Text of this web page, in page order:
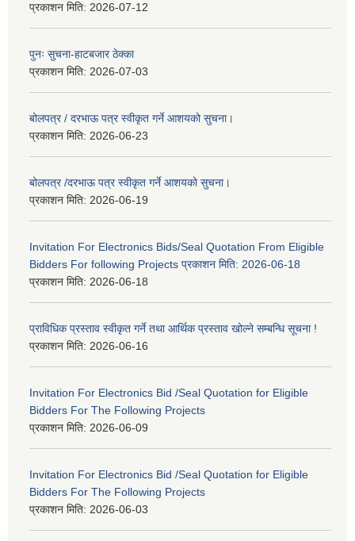
प्रकाशन मिति: 2026-07-12
पुनः सुचना-हाटबजार ठेक्का
प्रकाशन मिति: 2026-07-03
बोलपत्र / दरभाऊ पत्र स्वीकृत गर्ने आशयको सुचना।
प्रकाशन मिति: 2026-06-23
बोलपत्र /दरभाऊ पत्र स्वीकृत गर्ने आशयको सुचना।
प्रकाशन मिति: 2026-06-19
Invitation For Electronics Bids/Seal Quotation From Eligible
Bidders For following Projects प्रकाशन मिति: 2026-06-18
प्रकाशन मिति: 2026-06-18
प्राविधिक प्रस्ताव स्वीकृत गर्ने तथा आर्थिक प्रस्ताव खोल्ने सम्बन्धि सूचना !
प्रकाशन मिति: 2026-06-16
Invitation For Electronics Bid /Seal Quotation for Eligible
Bidders For The Following Projects
प्रकाशन मिति: 2026-06-09
Invitation For Electronics Bid /Seal Quotation for Eligible
Bidders For The Following Projects
प्रकाशन मिति: 2026-06-03